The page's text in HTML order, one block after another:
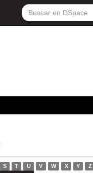
S T U V W X Y Z